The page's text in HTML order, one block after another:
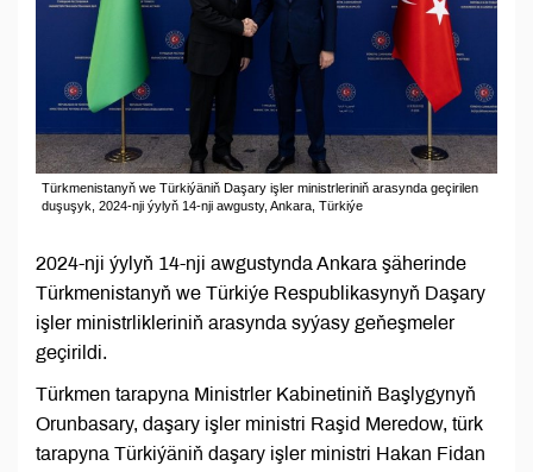
Türkmenistanyň we Türkiýäniň Daşary işler ministrleriniň arasynda geçirilen
duşuşyk, 2024-nji ýylyň 14-nji awgusty, Ankara, Türkiýe
2024-nji ýylyň 14-nji awgustynda Ankara şäherinde
Türkmenistanyň we Türkiýe Respublikasynyň Daşary
işler ministrlikleriniň arasynda syýasy geňeşmeler
geçirildi.
Türkmen tarapyna Ministrler Kabinetiniň Başlygynyň
Orunbasary, daşary işler ministri Raşid Meredow, türk
tarapyna Türkiýäniň daşary işler ministri Hakan Fidan